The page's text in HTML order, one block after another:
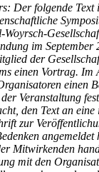
Der folgende
im September
der
einen Vortrag. Im
einen
Veranstaltung
den Text an
zur
angemeldet
Mitwirkenden
mit den